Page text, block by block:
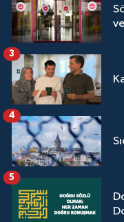
3
4
5
Tekirdağ
Tokat
Trabzon
Tunceli
Uşak Müftülüğü
Van Müftülüğü